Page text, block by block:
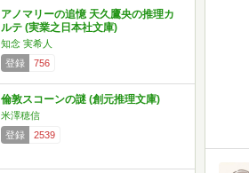
アノマリーの追憶 天久鷹央の推理カ
ルテ (実業之日本社文庫)
知念 実希人
登録
756
倫敦スコーンの謎 (創元推理文庫)
米澤穂信
登録
2539